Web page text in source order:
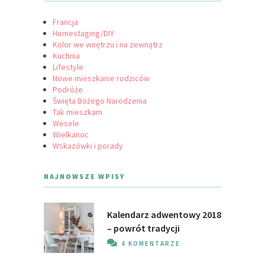
Francja
Homestaging/DIY
Kolor we wnętrzu i na zewnątrz
Kuchnia
Lifestyle
Nowe mieszkanie rodziców
Podróże
Święta Bożego Narodzenia
Tak mieszkam
Wesele
Wielkanoc
Wskazówki i porady
NAJNOWSZE WPISY
Kalendarz adwentowy 2018
– powrót tradycji
4 KOMENTARZE